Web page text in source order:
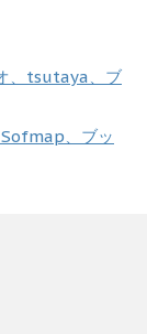
、tsutaya、ブ
、ブッ